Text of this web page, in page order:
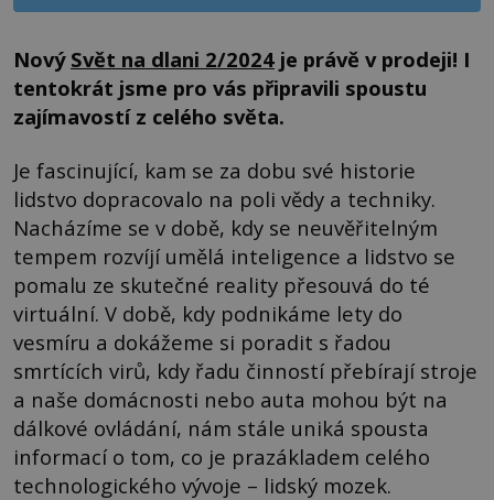
Nový Svět na dlani 2/2024 je právě v prodeji! I
tentokrát jsme pro vás připravili spoustu
zajímavostí z celého světa.
Je fascinující, kam se za dobu své historie
lidstvo dopracovalo na poli vědy a techniky.
Nacházíme se v době, kdy se neuvěřitelným
tempem rozvíjí umělá inteligence a lidstvo se
pomalu ze skutečné reality přesouvá do té
virtuální. V době, kdy podnikáme lety do
vesmíru a dokážeme si poradit s řadou
smrtících virů, kdy řadu činností přebírají stroje
a naše domácnosti nebo auta mohou být na
dálkové ovládání, nám stále uniká spousta
informací o tom, co je prazákladem celého
technologického vývoje – lidský mozek.